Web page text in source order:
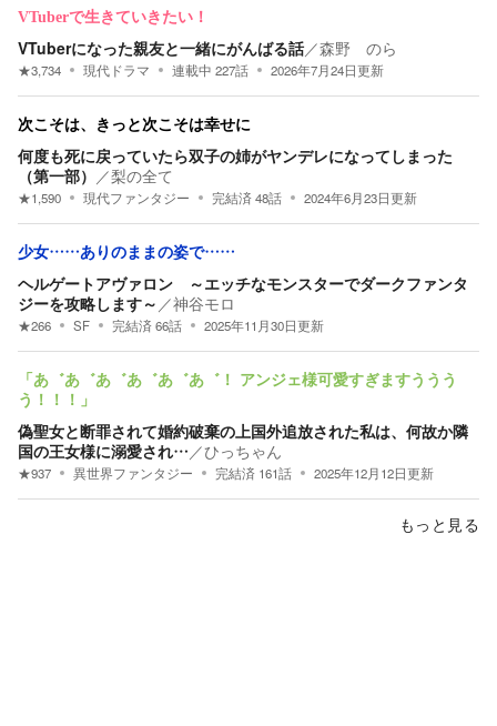
VTuberで生きていきたい！
VTuberになった親友と一緒にがんばる話／森野 のら
★3,734 現代ドラマ 連載中 227話 2026年7月24日更新
次こそは、きっと次こそは幸せに
何度も死に戻っていたら双子の姉がヤンデレになってしまった
（第一部） ／梨の全て
★1,590 現代ファンタジー 完結済48話 2024年6月23日更新
少女……ありのままの姿で……
ヘルゲートアヴァロン ～エッチなモンスターでダークファンタ
ジーを攻略します～ ／神谷モロ
★266 SF 完結済66話 2025年11月30日更新
「あ゛あ゛あ゛あ゛あ゛あ゛！ アンジェ様可愛すぎますううう
う！！！」
偽聖女と断罪されて婚約破棄の上国外追放された私は、何故か隣
国の王女様に溺愛され… ／ひっちゃん
★937 異世界ファンタジー 完結済 161話 2025年12月12日更新
もっと見る